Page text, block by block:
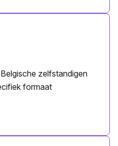
zelfstandigen
formaat